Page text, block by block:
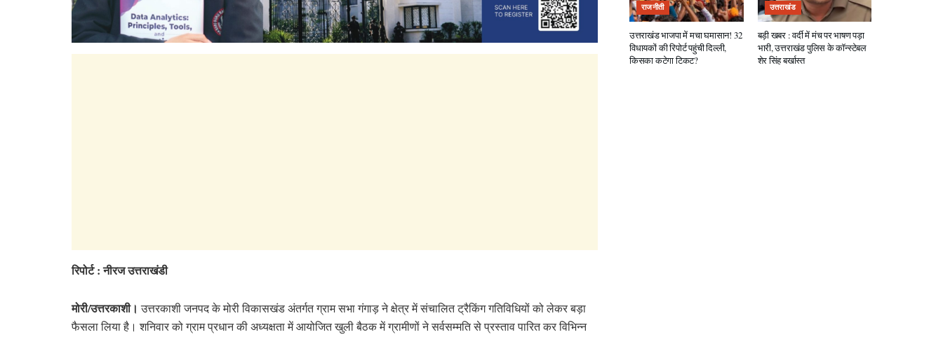
रिपोर्ट : नीरज उत्तराखंडी
मोरी/उत्तरकाशी। उत्तरकाशी जनपद के मोरी विकासखंड अंतर्गत ग्राम सभा गंगाड़ ने क्षेत्र में संचालित ट्रैकिंग गतिविधियों को लेकर बड़ा
फैसला लिया है। शनिवार को ग्राम प्रधान की अध्यक्षता में आयोजित खुली बैठक में ग्रामीणों ने सर्वसम्मति से प्रस्ताव पारित कर विभिन्न
राजनीती
उत्तराखंड भाजपा में मचा घमासान! 32
विधायकों की रिपोर्ट पहुंची दिल्ली,
किसका कटेगा टिकट?
उत्तराखंड
बड़ी खबर : वर्दी में मंच पर भाषण पड़ा
भारी, उत्तराखंड पुलिस के कॉन्स्टेबल
शेर सिंह बर्खास्त